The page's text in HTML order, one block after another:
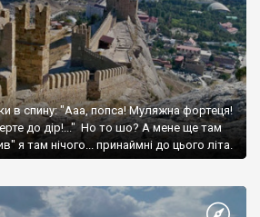
в спину: "Ааа, попса! Муляжна фортеця!
до дір!..." Но то шо? А мене ще там
я там нічого... принаймні до цього літа.